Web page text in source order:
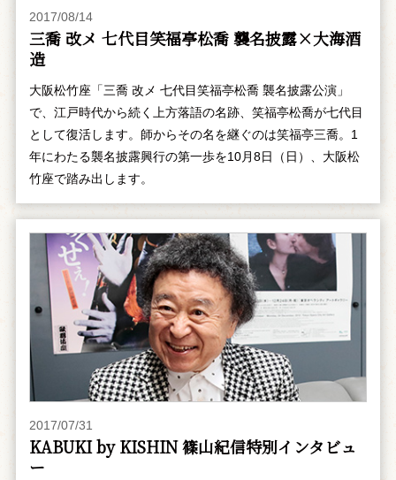
2017/08/14
三喬 改メ 七代目笑福亭松喬 襲名披露×大海酒
造
大阪松竹座「三喬 改メ 七代目笑福亭松喬 襲名披露公演」
で、江戸時代から続く上方落語の名跡、笑福亭松喬が七代目
として復活します。師からその名を継ぐのは笑福亭三喬。1
年にわたる襲名披露興行の第一歩を10月8日（日）、大阪松
竹座で踏み出します。
2017/07/31
KABUKI by KISHIN 篠山紀信特別インタビュ
ー